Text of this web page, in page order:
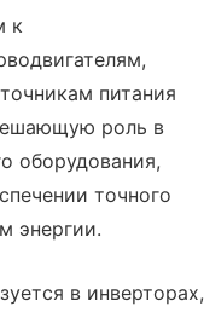
к
питания
роль в
оборудования,
точного
энергии.
в инверторах,